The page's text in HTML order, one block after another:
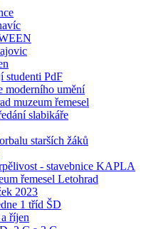
studenti PdF
moderního umění
muzeum řemesel
slabikáře
starších žáků
- stavebnice KAPLA
řemesel Letohrad
2023
1 tříd ŠD
říjen